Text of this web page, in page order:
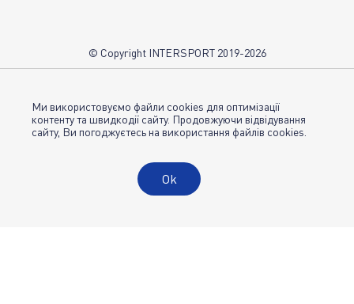
Магазини INTERSPORT
© Copyright INTERSPORT 2019-2026
Політика конфіденційності
Публічна оферта
Ми використовуємо файли cookies для оптимізації
контенту та швидкодії сайту. Продовжуючи відвідування
сайту, Ви погоджуєтесь на використання файлів cookies.
Ok